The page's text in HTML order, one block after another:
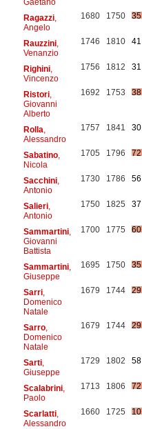
Ragazzi,
Angelo
1680 1750 35
Rauzzini,
Venanzio
1746 1810 41
Righini,
Vincenzo
1756 1812 31
Ristori,
Giovanni
Alberto
1692 1753 38
Rolla
Alessandro
1757 1841 30
Sabatino,
Nicola
1705 1796 72
Sacchini,
Antonio
1730 1786 56
Salieri,
Antonio
1750 1825 37
Sammartini,
Giovanni
Battista
1700 1775 60
Sammartini,
Giuseppe
1695 1750 35
Sarri,
Domenico
Natale
1679 1744 29
Sarro,
Domenico
Natale
1679 1744 29
Sarti,
Giuseppe
1729 1802 58
Scalabrini,
Paolo
1713 1806 72
Scarlatti,
Alessandro
1660 1725 10